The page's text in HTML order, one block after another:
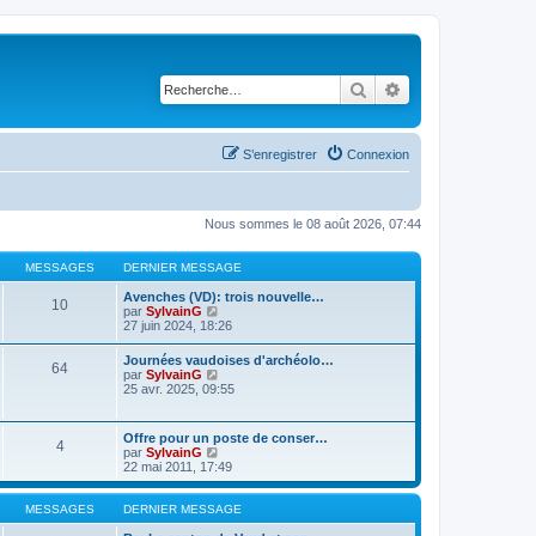
Rechercher
Connexion
S’enregistrer
Nous sommes le 08 août 2026, 07:44
MESSAGES DERNIER MESSAGE
10
Avenches (VD): trois nouvelle…
par SylvainG
o
l
e
d
r
n
e
r
m
e
s
27 juin 2024, 18:26
64
Journées vaudoises d'archéolo…
par SylvainG
o
e
d
e
r
n
i
e
25 avr. 2025, 09:55
4
Offre pour un poste de conser…
par SylvainG
o
i
r
l
e
22 mai 2011, 17:49
MESSAGES DERNIER MESSAGE